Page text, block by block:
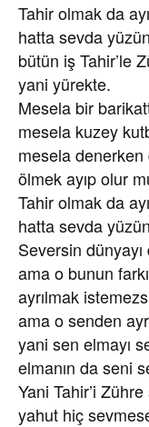
Tahir olmak da
hatta sevda
bütün iş Tahir’le
yani yürekte.
Mesela bir
mesela kuzey
mesela denerken
ölmek ayıp olur
Tahir olmak da
hatta sevda
Seversin
ama o bunun
ayrılmak
ama o senden
yani sen elmayı
elmanın da seni
Yani Tahir’i
yahut hiç